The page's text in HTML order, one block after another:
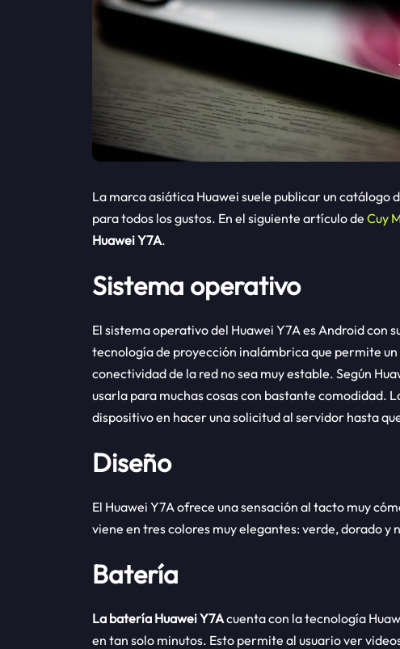
La marca asiática Huawei suele publicar un
para todos los gustos. En el siguiente artículo de Cuy
Huawei Y7A.
Sistema operativo
El sistema operativo del Huawei Y7A es Android con
tecnología de proyección inalámbrica que permite
conectividad de la red no sea muy estable. Según
usarla para muchas cosas con bastante comodidad.
dispositivo en hacer una solicitud al servidor hasta
Diseño
El Huawei Y7A ofrece una sensación al tacto muy
viene en tres colores muy elegantes: verde, dorado y
Batería
La batería Huawei Y7Acuenta con la tecnología
en tan solo minutos. Esto permite al usuario ver